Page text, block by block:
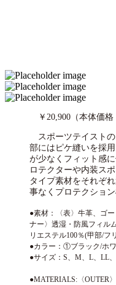
￥20,900（本体価格
スポーツテイスト
部にはピケ縫いを採
が少なくフィット感
ロテクターや内装ス
タイプ素材をそれぞ
事なくプロテクショ
●素材：〈表〉牛革、ゴ
ナー〉透湿・防風フィル
リエステル100％(甲部/フ
●カラー：①ブラック/ホ
●サイズ：S、M、L、LL
●MATERIALS:〈OUTER